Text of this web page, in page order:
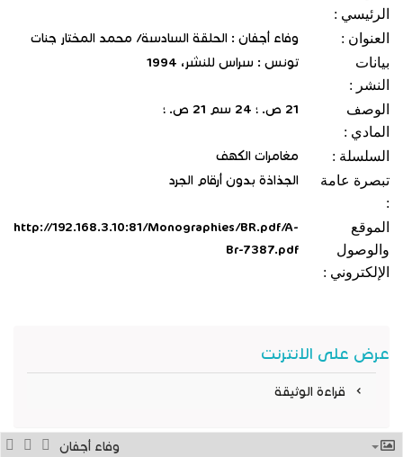
الرئيسي :
العنوان :
وفاء أجفان : الحلقة السادسة/ محمد المختار جنات
بيانات
النشر :
تونس : سراس للنشر، 1994
الوصف
المادي :
21 ص. ؛ 24 سم 21 ص. ؛
السلسلة :
مغامرات الكهف
تبصرة عامة
:
الجذاذة بدون أرقام الجرد
الموقع
والوصول
الإلكتروني :
http://192.168.3.10:81/Monographies/BR.pdf/A-
Br-7387.pdf
عرض على الانترنت
قراءة الوثيقة
وفاء أجفان